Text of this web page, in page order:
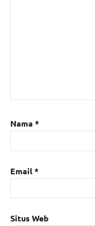
Nama *
Email*
Situs Web